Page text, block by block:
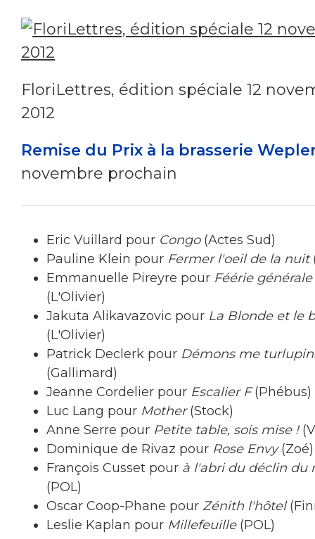
FloriLettres, édition spéciale 12
2012
Remise du Prix à la brasserie
novembre prochain
Eric Vuillard pour Congo(Actes Sud)
Pauline Klein pour Fermer l'oeil de la nuit
Emmanuelle Pireyre pour Féérie générale
(L'Olivier)
Jakuta Alikavazovic pour La Blonde et le
(L'Olivier)
Patrick Declerk pour Démons me
(Gallimard)
Jeanne Cordelier pour Escalier F(Phébus)
Luc Lang pour Mother(Stock)
Anne Serre pour Petite table, sois mise !
Dominique de Rivaz pour Rose Envy(Zoé)
François Cusset pour à l'abri du déclin du
(POL)
Oscar Coop-Phane pour Zénith l'hôtel
Leslie Kaplan pour Millefeuille(POL)